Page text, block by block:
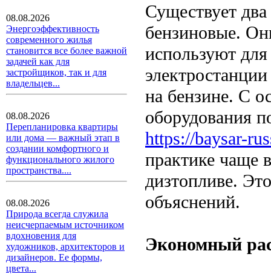
08.08.2026
Энергоэффективность
современного жилья
становится все более важной
задачей как для
застройщиков, так и для
владельцев...
08.08.2026
Перепланировка квартиры
или дома — важный этап в
создании комфортного и
функционального жилого
пространства....
08.08.2026
Природа всегда служила
неисчерпаемым источником
вдохновения для
художников, архитекторов и
дизайнеров. Ее формы,
цвета...
Существует
бензиновые.
используют
на бензине. С
оборудования
https://baysar-
практике чаще
дизтопливе.
объяснений.
Экономный